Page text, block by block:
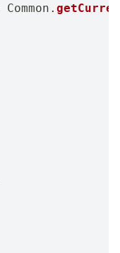
Common .